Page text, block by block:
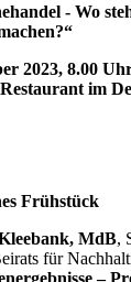
- Wo
“
2023, 8.00
im
Frühstück
MdB,
für
–